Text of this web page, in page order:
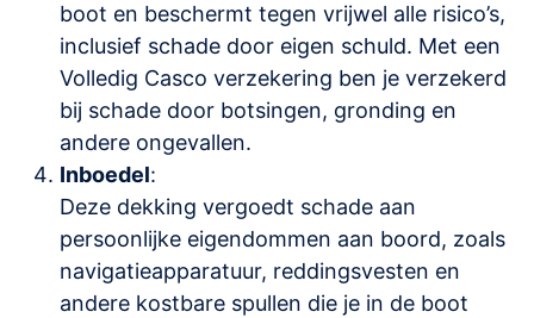
boot en beschermt tegen vrijwel alle risico’s,
inclusief schade door eigen schuld. Met een
Volledig Casco verzekering ben je verzekerd
bij schade door botsingen, gronding en
andere ongevallen.
Inboedel:
Deze dekking vergoedt schade aan
persoonlijke eigendommen aan boord, zoals
navigatieapparatuur, reddingsvesten en
andere kostbare spullen die je in de boot